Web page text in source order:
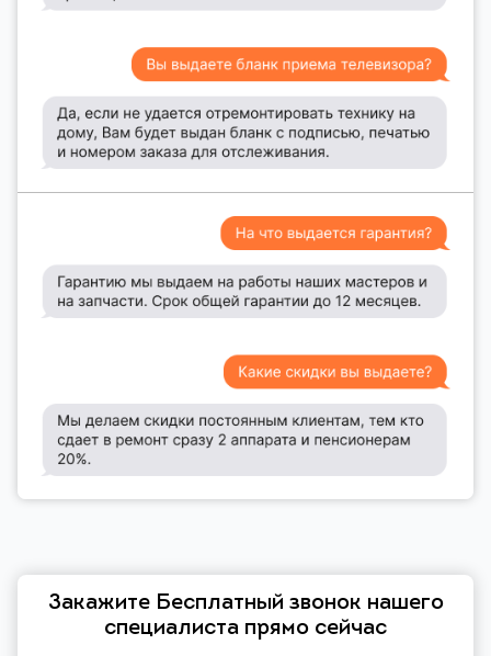
Закажите Бесплатный звонок нашего
специалиста прямо сейчас